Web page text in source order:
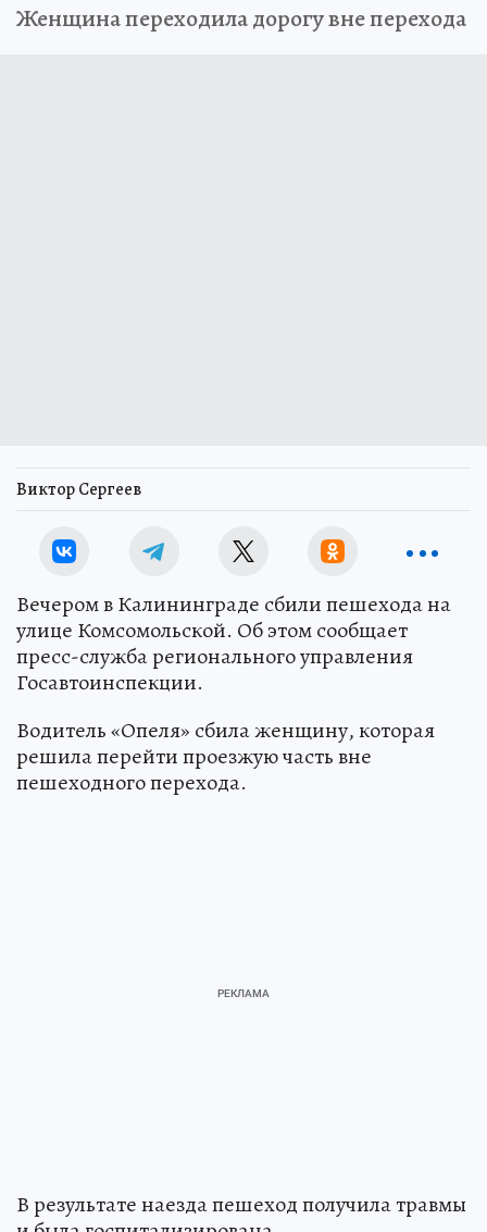
Женщина переходила дорогу вне перехода
Виктор Сергеев
Вечером в Калининграде сбили пешехода на
улице Комсомольской. Об этом сообщает
пресс-служба регионального управления
Госавтоинспекции.
Водитель «Опеля» сбила женщину, которая
решила перейти проезжую часть вне
пешеходного перехода.
В результате наезда пешеход получила травмы